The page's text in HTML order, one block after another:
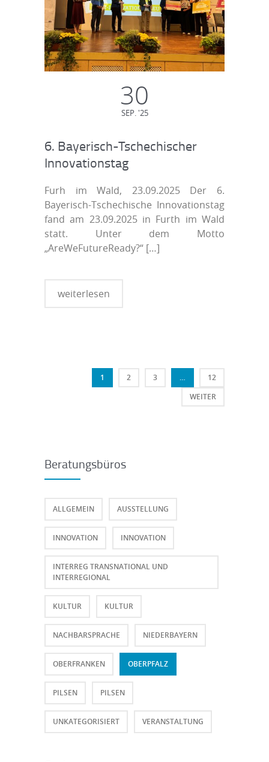
30
SEP. '25
6. Bayerisch-Tschechischer
Innovationstag
Furh im Wald, 23.09.2025 Der 6.
Bayerisch-Tschechische Innovationstag
fand am 23.09.2025 in Furth im Wald
statt. Unter dem Motto
„AreWeFutureReady?“ […]
weiterlesen
1 2 3 …
12
WEITER
Beratungsbüros
ALLGEMEIN AUSSTELLUNG
INNOVATION INNOVATION
INTERREG TRANSNATIONAL UND
INTERREGIONAL
KULTUR KULTUR
NACHBARSPRACHE NIEDERBAYERN
OBERFRANKEN OBERPFALZ
PILSEN PILSEN
UNKATEGORISIERT VERANSTALTUNG